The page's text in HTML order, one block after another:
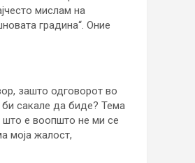
мислам на
градина“. Оние
зашто одговорот во
би сакале да биде? Тема
што е воопшто не ми се
моја жалост,